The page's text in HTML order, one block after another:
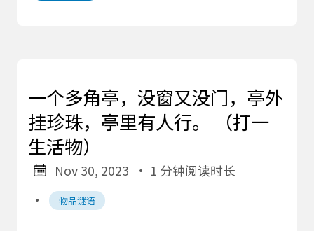
一个多角亭，没窗又没门，亭外
挂珍珠，亭里有人行。 （打一
生活物）
Nov 30, 2023
· 1 分钟阅读时长
·
物品谜语